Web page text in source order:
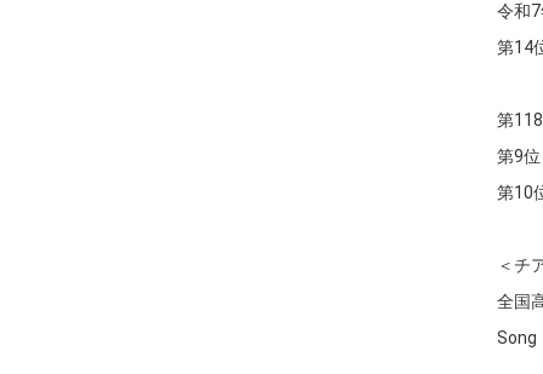
令和
第14
第
第9
第10
＜チ
全国